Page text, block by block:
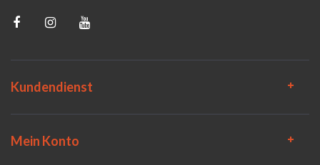
Kundendienst
Mein Konto